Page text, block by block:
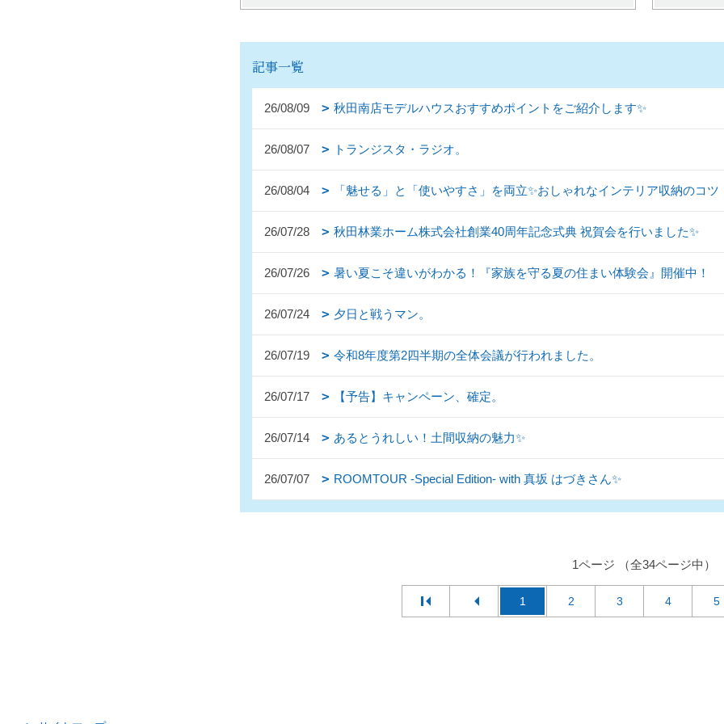
記事一覧
26/08/09 秋田南店モデルハウスおすすめポイントをご紹介します✨
26/08/07 トランジスタ・ラジオ。
26/08/04 「魅せる」と「使いやすさ」を両立✨おしゃれなインテリア収納のコツ
26/07/28 秋田林業ホーム株式会社創業40周年記念式典 祝賀会を行いました✨
26/07/26 暑い夏こそ違いがわかる！『家族を守る夏の住まい体験会』開催中！
26/07/24 夕日と戦うマン。
26/07/19 令和8年度第2四半期の全体会議が行われました。
26/07/17 【予告】キャンペーン、確定。
26/07/14 あるとうれしい！土間収納の魅力✨
26/07/07 ROOMTOUR -Special Edition- with 真坂 はづきさん✨
1ページ （全34ページ中）
1 2 3 4 5